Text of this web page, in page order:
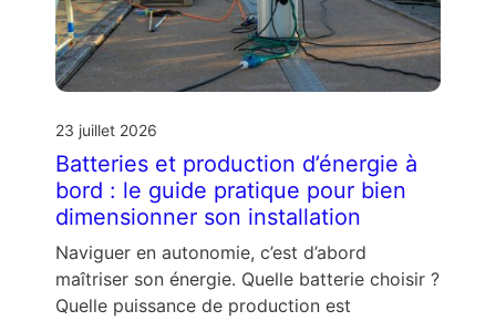
23 juillet 2026
Batteries et production d’énergie à
bord : le guide pratique pour bien
dimensionner son installation
Naviguer en autonomie, c’est d’abord
maîtriser son énergie. Quelle batterie choisir ?
Quelle puissance de production est